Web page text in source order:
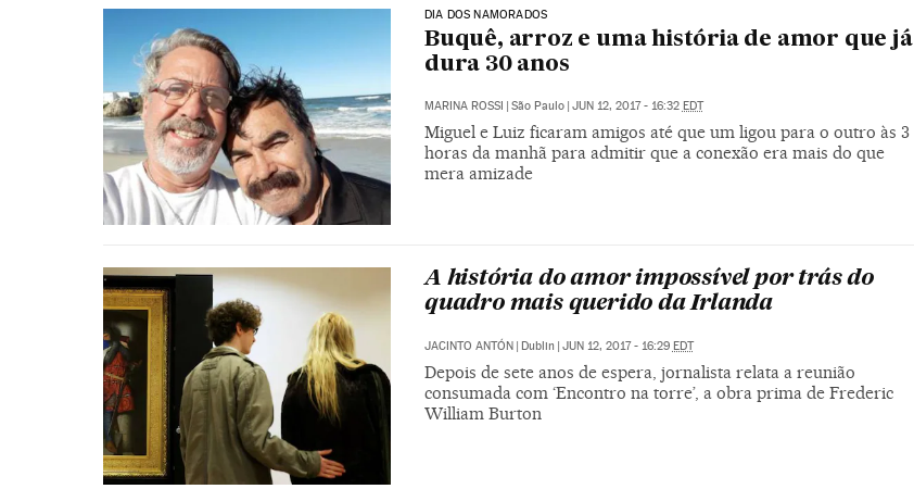
DIA DOS NAMORADOS
Buquê, arroz e uma história de amor que já
dura 30 anos
MARINA ROSSI | São Paulo | JUN 12, 2017 - 16:32 EDT
Miguel e Luiz ficaram amigos até que um ligou para o outro às 3
horas da manhã para admitir que a conexão era mais do que
mera amizade
A história do amor impossível por trás do
quadro mais querido da Irlanda
JACINTO ANTÓN | Dublin | JUN 12, 2017 - 16:29 EDT
Depois de sete anos de espera, jornalista relata a reunião
consumada com ‘Encontro na torre’, a obra prima de Frederic
William Burton